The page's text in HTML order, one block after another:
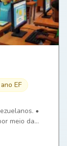
ano EF
•
meio da